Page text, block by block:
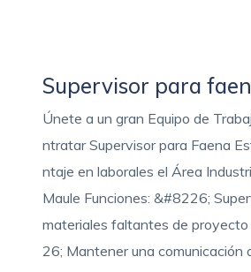
Supervisor para
Únete a un gran Equipo de
ntratar Supervisor para Faena
ntaje en laborales el Área
Maule Funciones: &#8226;
materiales faltantes de
26; Mantener una comunicación